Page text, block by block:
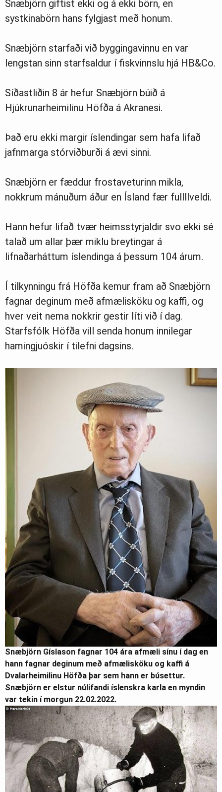
Snæbjörn giftist ekki og á ekki börn, en
systkinabörn hans fylgjast með honum.
Snæbjörn starfaði við byggingavinnu en var
lengstan sinn starfsaldur í fiskvinnslu hjá HB&Co.
Síðastliðin 8 ár hefur Snæbjörn búið á
Hjúkrunarheimilinu Höfða á Akranesi.
Það eru ekki margir íslendingar sem hafa lifað
jafnmarga stórviðburði á ævi sinni.
Snæbjörn er fæddur frostaveturinn mikla,
nokkrum mánuðum áður en Ísland fær fullllveldi.
Hann hefur lifað tvær heimsstyrjaldir svo ekki sé
talað um allar þær miklu breytingar á
lifnaðarháttum íslendinga á þessum 104 árum.
Í tilkynningu frá Höfða kemur fram að Snæbjörn
fagnar deginum með afmælisköku og kaffi, og
hver veit nema nokkrir gestir líti við í dag.
Starfsfólk Höfða vill senda honum innilegar
hamingjuóskir í tilefni dagsins.
Snæbjörn Gíslason fagnar 104 ára afmæli sínu í dag en
hann fagnar deginum með afmælisköku og kaffi á
Dvalarheimilinu Höfða þar sem hann er búsettur.
Snæbjörn er elstur núlifandi íslenskra karla en myndin
var tekin í morgun 22.02.2022.